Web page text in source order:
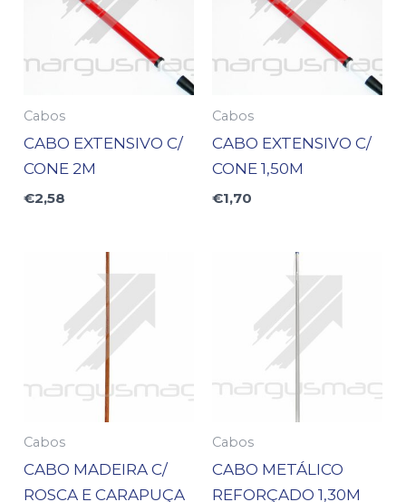
Cabos
CABO EXTENSIVO C/
CONE 2M
€2,58
Cabos
CABO EXTENSIVO C/
CONE 1,50M
€1,70
Cabos
CABO MADEIRA C/
ROSCA E CARAPUÇA
Cabos
CABO METÁLICO
REFORÇADO 1,30M